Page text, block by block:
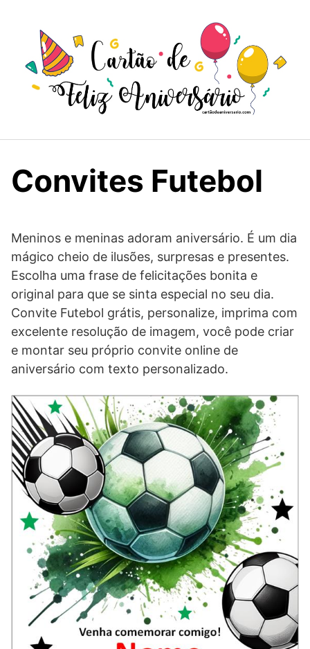
Convites Futebol
Meninos e meninas adoram aniversário. É um dia
mágico cheio de ilusões, surpresas e presentes.
Escolha uma frase de felicitações bonita e
original para que se sinta especial no seu dia.
Convite Futebol grátis, personalize, imprima com
excelente resolução de imagem, você pode criar
e montar seu próprio convite online de
aniversário com texto personalizado.